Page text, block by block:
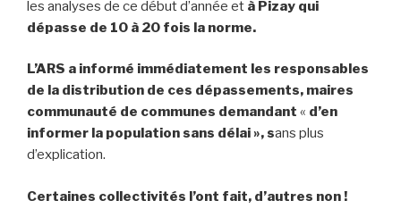
les analyses de ce début d’année et à Pizay qui
dépasse de 10 à 20 fois la norme.
L’ARS a informé immédiatement les responsables
de la distribution de ces dépassements, maires
communauté de communes demandant « d’en
informer la population sans délai », sans plus
d’explication.
Certaines collectivités l’ont fait, d’autres non !